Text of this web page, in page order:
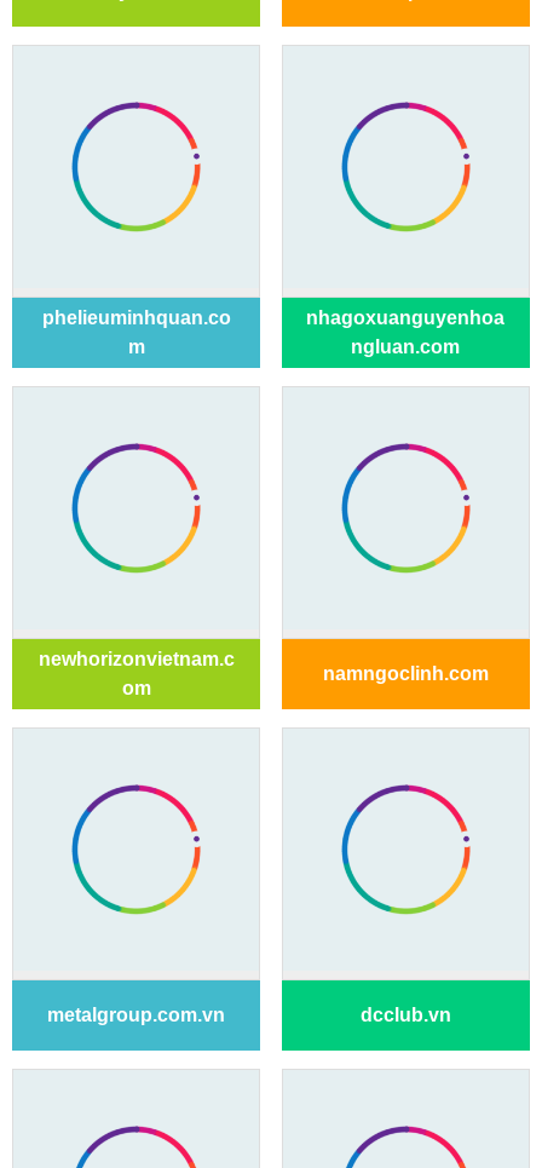
phelieuminhquan.co
m
nhagoxuanguyenhoa
ngluan.com
newhorizonvietnam.c
om
namngoclinh.com
metalgroup.com.vn dcclub.vn